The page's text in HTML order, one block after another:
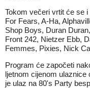
Tokom večeri vrtit će se
For Fears, A-Ha,
Shop Boys, Duran
Front 242, Nietzer Ebb,
Femmes, Pixies, Nick
Program će započeti
ljetnom cijenom
je ulaz na 80's Party